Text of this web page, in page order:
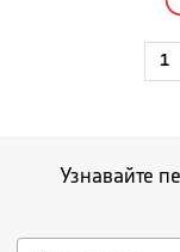
1
Узнавайте